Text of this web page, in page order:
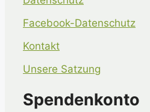
Facebook-Datenschutz
Kontakt
Unsere Satzung
Spendenkonto